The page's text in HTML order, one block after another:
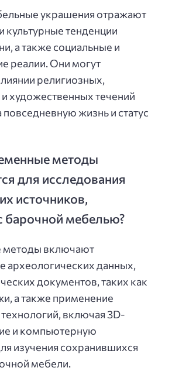
украшения отражают
культурные тенденции
а также социальные и
реалии. Они могут
религиозных,
художественных течений
повседневную жизнь и статус
методы
для исследования
источников,
барочной мебелью?
включают
археологических данных,
документов, таких как
а также применение
включая 3D-
и компьютерную
изучения сохранившихся
мебели.